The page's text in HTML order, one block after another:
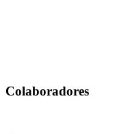
Colaboradores